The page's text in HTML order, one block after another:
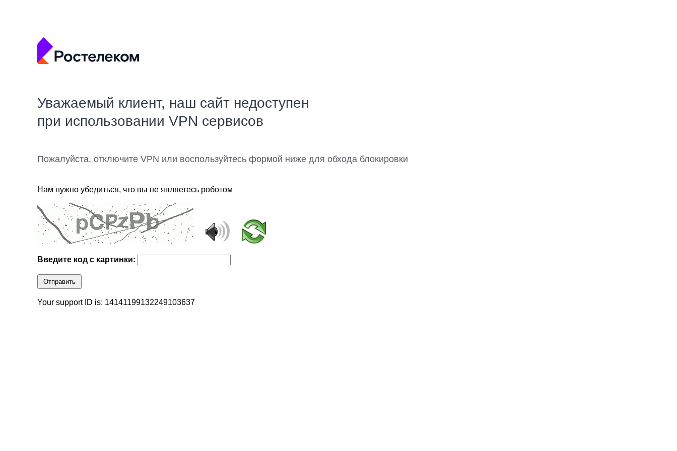
Уважаемый клиент, наш сайт недоступен
при использовании VPN сервисов
Пожалуйста, отключите VPN или воспользуйтесь формой ниже для обхода блокировки
Нам нужно убедиться, что вы не являетесь роботом
Введите код с картинки:
Отправить
Your support ID is: 14141199132249103637